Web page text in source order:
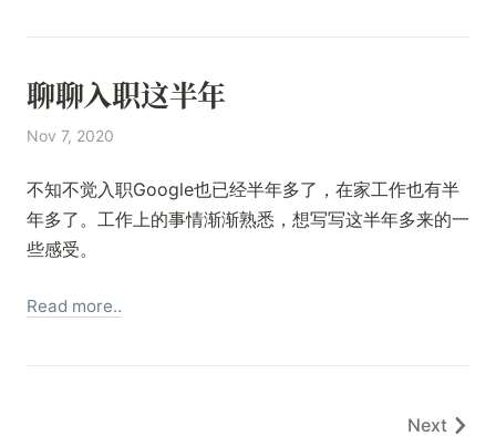
聊聊入职这半年
Nov 7, 2020
不知不觉入职Google也已经半年多了，在家工作也有半
年多了。工作上的事情渐渐熟悉，想写写这半年多来的一
些感受。
Read more..
Next